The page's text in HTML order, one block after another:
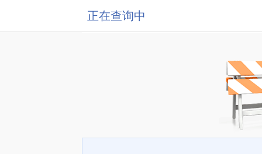
正在查询中